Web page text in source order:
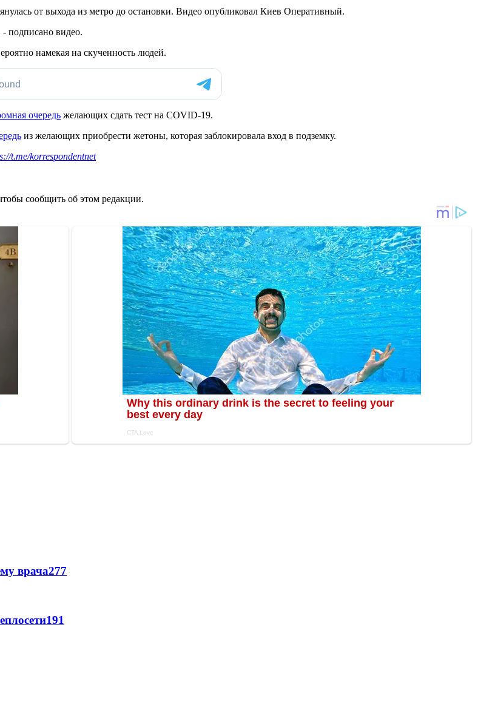
от выхода из метро до остановки. Видео опубликовал Киев Оперативный.
- подписано видео.
намекая на скученность людей.
очередь желающих сдать тест на COVID-19.
из желающих приобрести жетоны, которая заблокировала вход в подземку.
t.me/korrespondentnet
сообщить об этом редакции.
врача277
191